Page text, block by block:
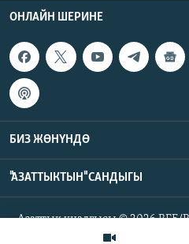
ОНЛАЙН ШЕРИНЕ
БИЗ ЖӨНҮНДӨ
"АЗАТТЫКТЫН" САНДЫГЫ
Азаттык үналгысы © 2026 RFE/